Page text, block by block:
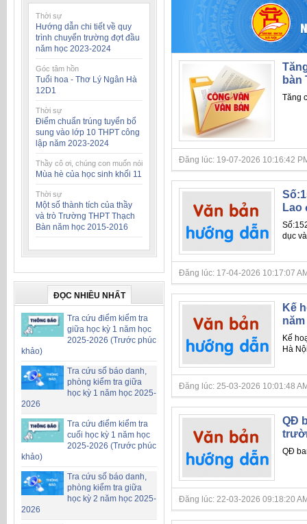
Thời sự
Hướng dẫn chi tiết về quy
trình chuyển trường đợt đầu
năm học 2023-2024
Góc tâm hồn
Tuổi hoa - Thơ Lý Ngân Hà
12D1
Thời sự
Điểm chuẩn trúng tuyển bổ
sung vào lớp 10 THPT công
lập năm 2023-2024
Thầy cô ơi, chúng con muốn nói
Mùa hè của học sinh khối 11
Thời sự
Một số thành tích của thầy
và trò Trường THPT Thạch
Bàn năm học 2015-2016
ĐỌC NHIỀU NHẤT
Tra cứu điểm kiểm tra
giữa học kỳ 1 năm học
2025-2026 (Trước phúc
khảo)
Tra cứu số báo danh,
phòng kiểm tra giữa
học kỳ 1 năm học 2025-
2026
Tra cứu điểm kiểm tra
cuối học kỳ 1 năm học
2025-2026 (Trước phúc
khảo)
Tra cứu số báo danh,
phòng kiểm tra giữa
học kỳ 2 năm học 2025-
2026
bàn
Tăng
Đăng lúc: 19-07-2026 10:16:42
Lao
dục
Đăng lúc: 17-04-2026 10:17:07
Kế
Kế
Hà
Đăng lúc: 25-03-2026 10:01:48
QĐ
QĐ
Đăng lúc: 22-03-2026 09:18:20